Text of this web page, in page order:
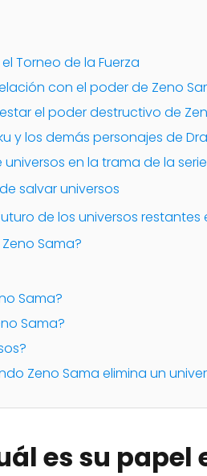
Torneo de la Fuerza
con el poder de Zeno
el poder destructivo de
y los demás personajes de
en la trama de la serie
salvar universos
de los universos restantes
Sama?
Sama?
Sama?
Zeno Sama elimina un
es su papel